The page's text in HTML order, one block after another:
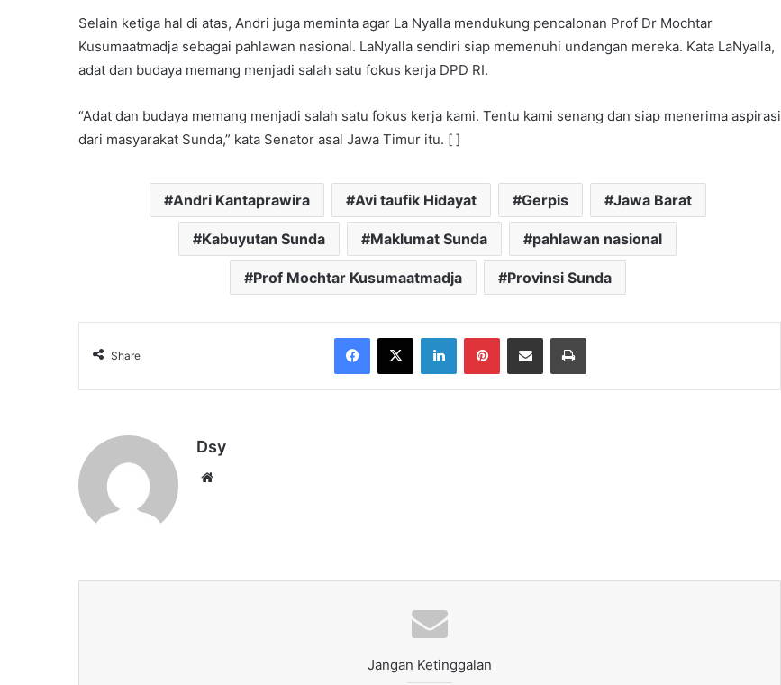
Selain ketiga hal di atas, Andri juga meminta agar La Nyalla mendukung pencalonan Prof Dr Mochtar
Kusumaatmadja sebagai pahlawan nasional. LaNyalla sendiri siap memenuhi undangan mereka. Kata LaNyalla,
adat dan budaya memang menjadi salah satu fokus kerja DPD RI.
“Adat dan budaya memang menjadi salah satu fokus kerja kami. Tentu kami senang dan siap menerima aspirasi
dari masyarakat Sunda,” kata Senator asal Jawa Timur itu. [ ]
Andri Kantaprawira Avi taufik Hidayat Gerpis Jawa Barat
Kabuyutan Sunda Maklumat Sunda pahlawan nasional
Prof Mochtar Kusumaatmadja Provinsi Sunda
Share
Facebook
X LinkedInPinterestShare via Email Print
Dsy
Jangan Ketinggalan